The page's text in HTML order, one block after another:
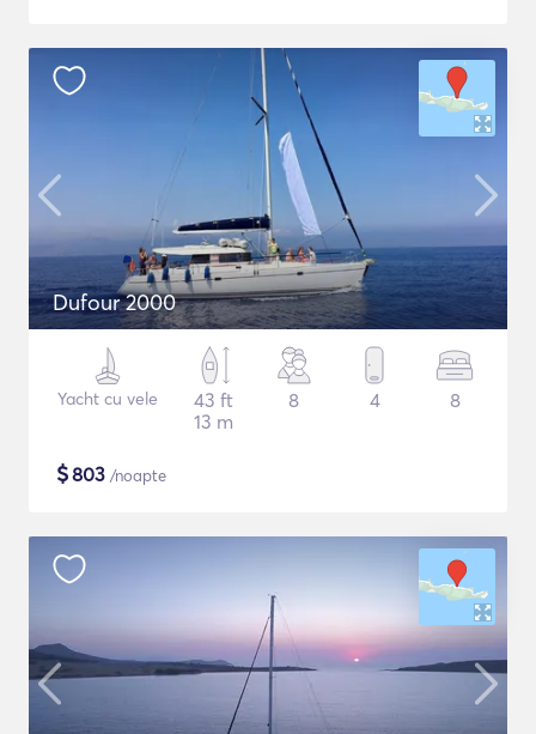
Dufour 2000
Yacht cu vele
43 ft
13 m
8 4 8
$803 /noapte